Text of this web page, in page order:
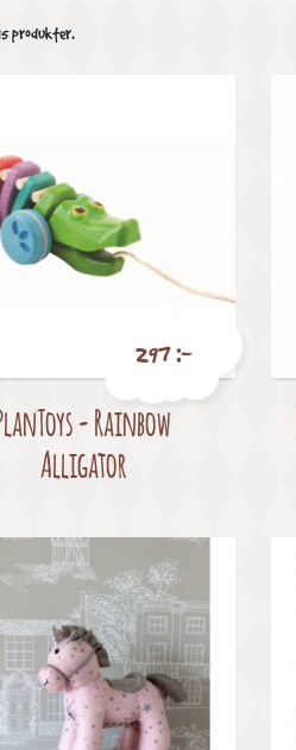
produkter.
Pris
297 :-
- Rainbow
Alligator